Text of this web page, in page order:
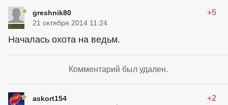
greshnik80 +5
21 октября 2014 11:24
Началась охота на ведьм.
Комментарий был удален.
askort154 +2